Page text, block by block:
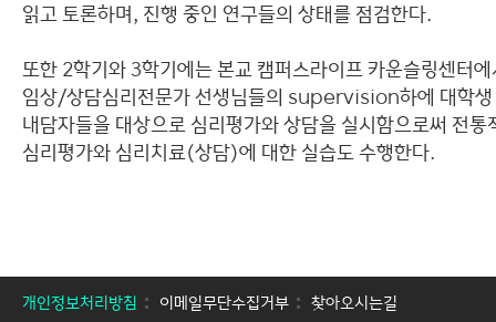
읽고 토론하며, 진행 중인 연구들의 상태를 점검한다.
또한 2학기와 3학기에는 본교 캠퍼스라이프 카운슬링센터
임상/상담심리전문가 선생님들의 supervision하에 대학생
내담자들을 대상으로 심리평가와 상담을 실시함으로써 전통
심리평가와 심리치료(상담)에 대한 실습도 수행한다.
개인정보처리방침 이메일무단수집거부 찾아오시는길